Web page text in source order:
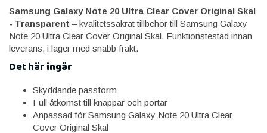
Samsung Galaxy Note 20 Ultra Clear Cover Original Skal
- Transparent – kvalitetssäkrat tillbehör till Samsung Galaxy
Note 20 Ultra Clear Cover Original Skal. Funktionstestad innan
leverans, i lager med snabb frakt.
Det här ingår
Skyddande passform
Full åtkomst till knappar och portar
Anpassad för Samsung Galaxy Note 20 Ultra Clear
Cover Original Skal